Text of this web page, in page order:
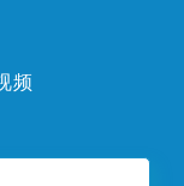
频